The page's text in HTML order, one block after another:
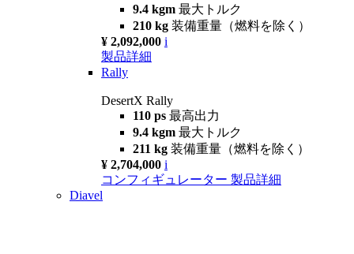
9.4 kgm 最大トルク
210 kg 装備重量（燃料を除く）
¥ 2,092,000 i
製品詳細
Rally
DesertX Rally
110 ps 最高出力
9.4 kgm 最大トルク
211 kg 装備重量（燃料を除く）
¥ 2,704,000 i
コンフィギュレーター 製品詳細
Diavel